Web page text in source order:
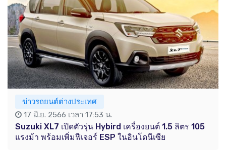
ข่าวรถยนต์ต่างประเทศ
17 มิ.ย. 2566 เวลา 17:53 น.
Suzuki XL7 เปิดตัวรุ่น Hybird เครื่องยนต์ 1.5 ลิตร 105
แรงม้า พร้อมเพิ่มฟีเจอร์ ESP ในอินโดนีเซีย